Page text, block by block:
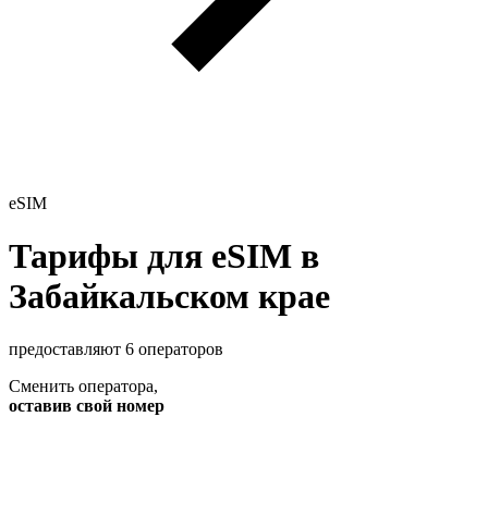
eSIM
Тарифы для eSIM в
Забайкальском крае
предоставляют 6 операторов
Сменить оператора,
оставив свой номер